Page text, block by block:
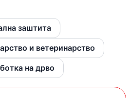
заштита
и ветеринарство
на дрво